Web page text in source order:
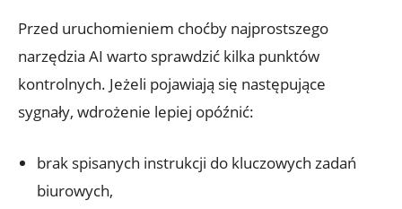
Przed uruchomieniem choćby najprostszego
narzędzia AI warto sprawdzić kilka punktów
kontrolnych. Jeżeli pojawiają się następujące
sygnały, wdrożenie lepiej opóźnić:
brak spisanych instrukcji do kluczowych zadań
biurowych,